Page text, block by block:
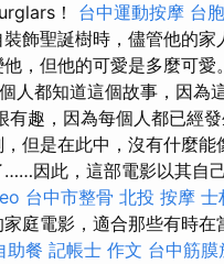
！ 台中運動按摩 台
飾聖誕樹時，儘管他的家
，但他的可愛是多麼可愛
人都知道這個故事，因為
有趣，因為每個人都已經
但是在此中，沒有什麼能
因此，這部電影以其自己
台中市整骨 北投 按摩 士
庭電影，適合那些有時在
助餐 記帳士 作文 台中筋